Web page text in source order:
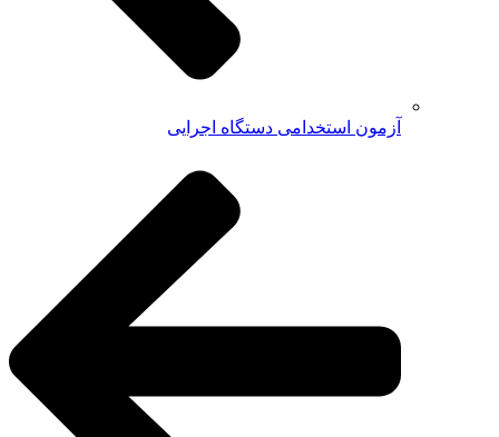
آزمون استخدامی دستگاه اجرایی